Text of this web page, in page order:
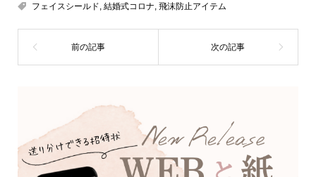
フェイスシールド 結婚式コロナ 飛沫防止アイテム